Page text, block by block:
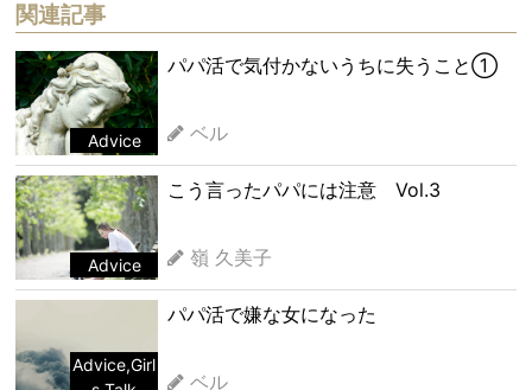
関連記事
Advice
パパ活で気付かないうちに失うこと①
ベル
Advice
こう言ったパパには注意 Vol.3
嶺 久美子
Advice,Girl
パパ活で嫌な女になった
ベル